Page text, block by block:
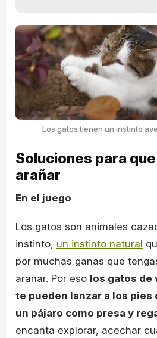
Los gatos tienen un instinto
Soluciones para
arañar
En el juego
Los gatos son animales
instinto, un instinto natural
por muchas ganas que
arañar. Por eso los gatos de
te pueden lanzar a los pies
un pájaro como presa y
encanta explorar, acechar